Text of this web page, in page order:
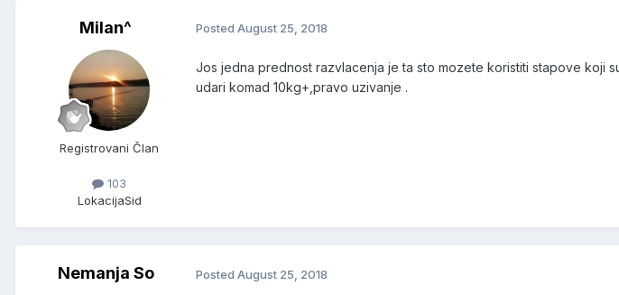
Milan^
Registrovani Član
103
LokacijaSid
Posted August 25, 2018
Jos jedna prednost razvlacenja je ta sto mozete koristiti stapove koji
udari komad 10kg+,pravo uzivanje .
Nemanja So Posted August 25, 2018